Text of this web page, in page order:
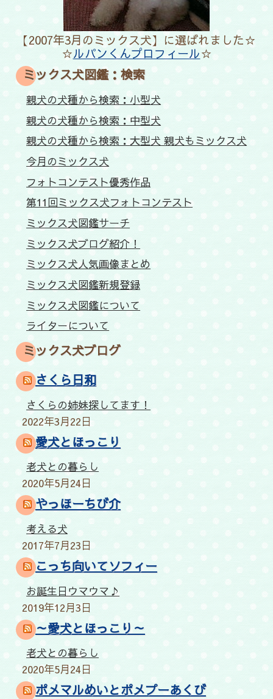
【2007年3月のミックス犬】に選ばれました☆
☆ルパンくんプロフィール☆
ミックス犬図鑑：検索
親犬の犬種から検索：小型犬
親犬の犬種から検索：中型犬
親犬の犬種から検索：大型犬 親犬もミックス犬
今月のミックス犬
フォトコンテスト優秀作品
第11回ミックス犬フォトコンテスト
ミックス犬図鑑サーチ
ミックス犬ブログ紹介！
ミックス犬人気画像まとめ
ミックス犬図鑑新規登録
ミックス犬図鑑について
ライターについて
ミックス犬ブログ
さくら日和
さくらの姉妹探してます！
2022年3月22日
愛犬とほっこり
老犬との暮らし
2020年5月24日
やっほーちび介
考える犬
2017年7月23日
こっち向いてソフィー
お誕生日ウマウマ♪
2019年12月3日
～愛犬とほっこり～
老犬との暮らし
2020年5月24日
ポメマルめいとポメプーあくび